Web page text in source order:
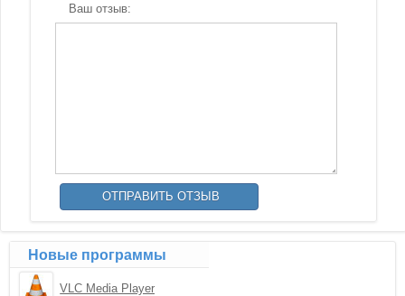
Ваш отзыв:
Новые программы
VLC Media Player